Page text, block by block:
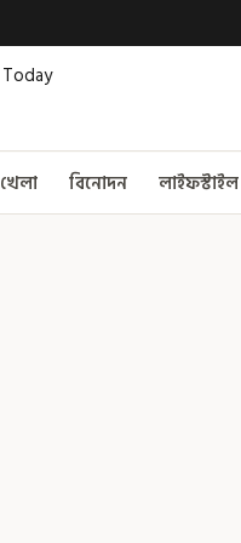
খেলা বিনোদন লাইফস্টাইল